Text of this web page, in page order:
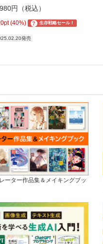
円（税込）
(40%) ? 生存戦略セール！
発売
ーター作品集＆メイキングブッ